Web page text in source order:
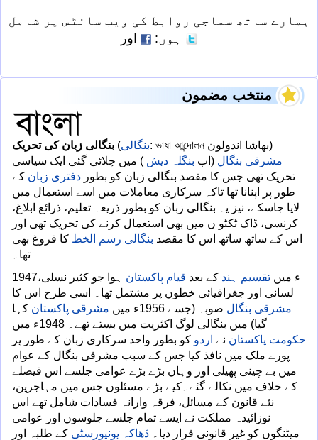
ہمارے ساتھ سماجی روابط کی ویب سائٹس پر شامل
ہوں:
منتخب مضمون
بنگالی زبان کی تحریک (بنگالی
: ভাষা আন্দোলন بھاشا اندولون)
مشرقی بنگال (اب بنگلہ دیش ) میں چلائی گئی ایک سیاسی
تحریک تھی جس کا مقصد بنگالی زبان کو بطور دفتری زبان کے
طور پر اپنانا تھا تاکہ سرکاری معاملات میں اسے استعمال میں
لایا جاسکے، نیز یہ بنگالی زبان کو بطور ذریعہ تعلیم، ذرائع ابلاغ،
کرنسی، ڈاک ٹکٹو ں میں بھی استعمال کرنے کی تحریک تھی اور
اس کے ساتھ ساتھ اس کا مقصد بنگالی رسم الخط کا فروغ بھی
تھا۔
1947ء میں تقسیم ہند کے بعد قیام پاکستان ہوا جو کثیر نسلی،
لسانی اور جغرافیائی خطوں پر مشتمل تھا۔ اسی طرح اس کا
مشرقی بنگال صوبہ (جسے 1956ء میں مشرقی پاکستان کہا
گیا) میں بنگالی لوگ اکثریت میں بستے تھے۔ 1948ء میں
حکومت پاکستان نے اردو کو بطور واحد سرکاری زبان کے طور پر
پورے ملک میں نافذ کیا جس کے سبب مشرقی بنگال کے عوام
میں بے چینی پھیلی اور وہاں بڑے بڑے عوامی جلسے اس فیصلے
کے خلاف میں نکالے گئے۔کیے بڑے مسئلوں جس میں مہاجرین،
نئے قانون کے مسائل، فرقہ وارانہ فسادات شامل تھے اس
نوزائیدہ مملکت نے ایسے تمام جلسے جلوسوں اور عوامی
میٹنگوں کو غیر قانونی قرار دیا۔ ڈھاکہ یونیورسٹی کے طلبہ اور